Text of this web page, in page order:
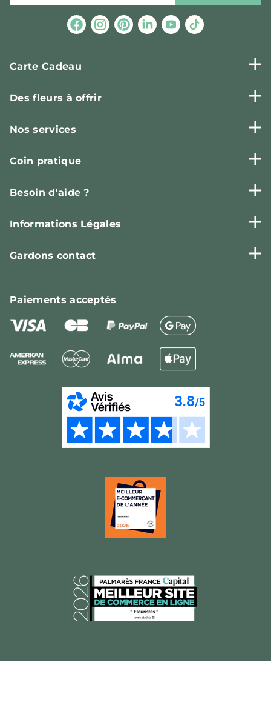
Carte Cadeau
Des fleurs à offrir
Nos services
Coin pratique
Besoin d'aide ?
Informations Légales
Gardons contact
Paiementsacceptés